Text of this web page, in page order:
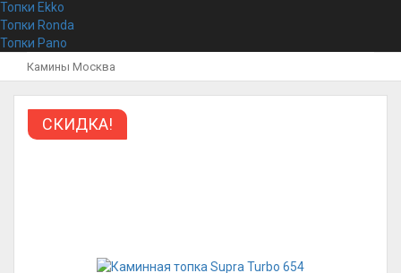
Топки Ekko
Топки Ronda
Топки Pano
Камины Москва
СКИДКА!